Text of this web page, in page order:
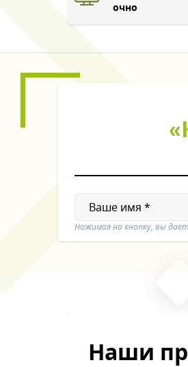
очно
Нажимая на кнопку, вы
Наши